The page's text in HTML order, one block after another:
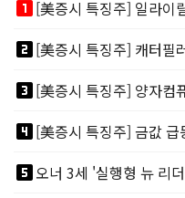
looks_one
looks_two
looks_3
looks_4
looks_5오너 3세 '실행형 뉴 리